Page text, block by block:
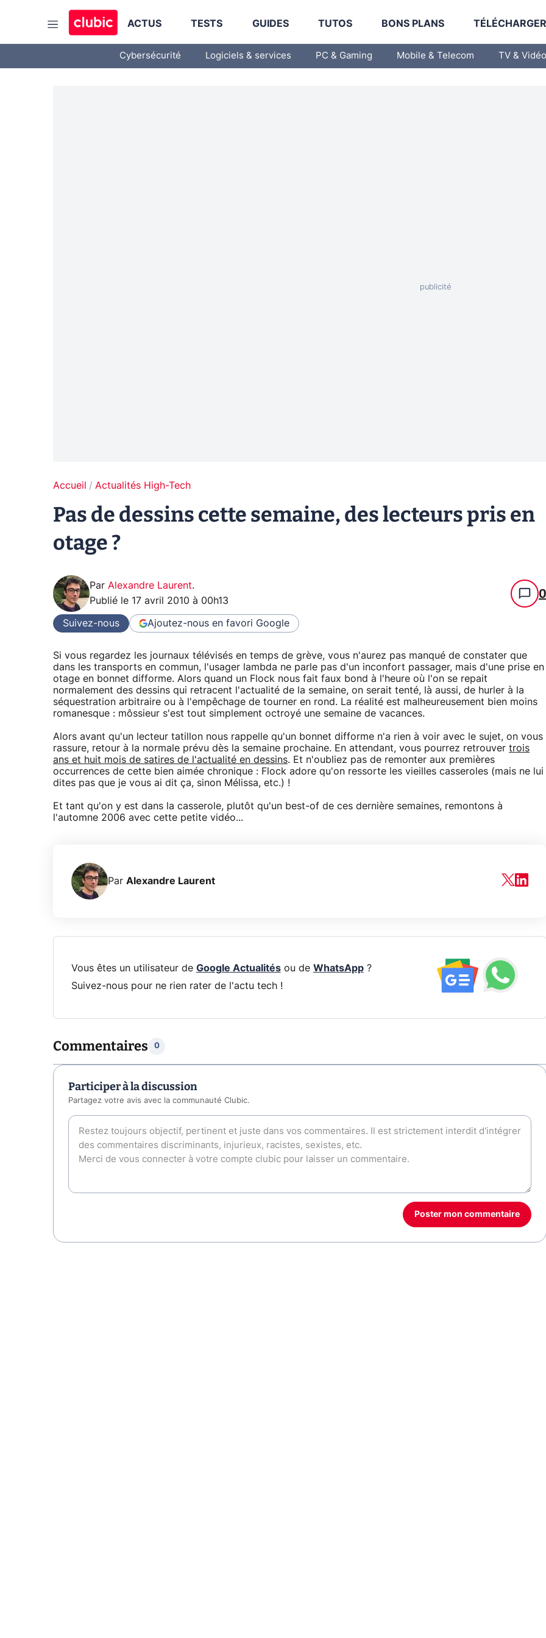
ACTUS TESTS GUIDES TUTOS BONS PLANS
Cybersécurité Logiciels & services PC & Gaming Mobile & Telecom TV & Vidéo
Accueil Actualités High-Tech
Pas de dessins cette semaine, des lecteurs pris en
otage ?
Par Alexandre Laurent.
Publié le 17 avril 2010 à 00h13 0
Suivez-nous Ajoutez-nous en favori Google
Si vous regardez les journaux télévisés en temps de grève, vous n'aurez pas manqué de constater que
dans les transports en commun, l'usager lambda ne parle pas d'un inconfort passager, mais d'une prise en
otage en bonnet difforme. Alors quand un Flock nous fait faux bond à l'heure où l'on se repait
normalement des dessins qui retracent l'actualité de la semaine, on serait tenté, là aussi, de hurler à la
séquestration arbitraire ou à l'empêchage de tourner en rond. La réalité est malheureusement bien moins
romanesque : môssieur s'est tout simplement octroyé une semaine de vacances.
Alors avant qu'un lecteur tatillon nous rappelle qu'un bonnet difforme n'a rien à voir avec le sujet, on vous
rassure, retour à la normale prévu dès la semaine prochaine. En attendant, vous pourrez retrouver trois
ans et huit mois de satires de l'actualité en dessins. Et n'oubliez pas de remonter aux premières
occurrences de cette bien aimée chronique : Flock adore qu'on ressorte les vieilles casseroles (mais ne lui
dites pas que je vous ai dit ça, sinon Mélissa, etc.) !
Et tant qu'on y est dans la casserole, plutôt qu'un best-of de ces dernière semaines, remontons à
l'automne 2006 avec cette petite vidéo...
Par Alexandre Laurent
Vous êtes un utilisateur de Google Actualitésou de WhatsApp?
Suivez-nous pour ne rien rater de l'actu tech !
Commentaires 0
Participer à la discussion
Partagez votre avis avec la communauté Clubic.
Poster mon commentaire